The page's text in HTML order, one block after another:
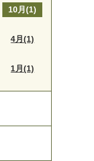
10月(1)
4月(1)
1月(1)